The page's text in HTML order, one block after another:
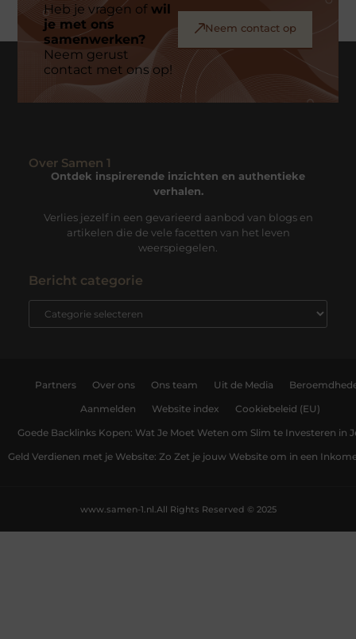
Heb je vragen ofwil
je met ons
samenwerken?
Neem gerust
contact met ons op!
Neem contact op
Over Samen 1
Ontdek inspirerende inzichten en authentieke
verhalen.
Verlies jezelf in een gevarieerd aanbod van blogs en
artikelen die de vele facetten van het leven
weerspiegelen.
Bericht categorie
Partners Over ons Ons team Uit de Media
Aanmelden Website index Cookiebeleid (EU)
Goede Backlinks Kopen: Wat Je Moet Weten om Slim te Investeren in
Geld Verdienen met je Website: Zo Zet je jouw Website om in een
All Rights Reserved © 2025
www.samen-1.nl.